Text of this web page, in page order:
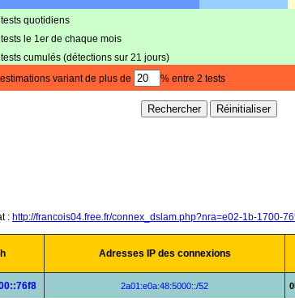
quotidiens
le 1er de chaque mois
cumulés (détections sur 21 jours)
variant de plus de % entre 2 tests
: http://francois04.free.fr/connex_dslam.php?nra=e02-1b-1700-
Adresses IP des connexions
2a01:e0a:48:5000::/52